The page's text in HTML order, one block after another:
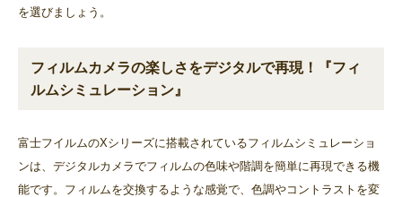
を選びましょう。
フィルムカメラの楽しさをデジタルで再現！『フィ
ルムシミュレーション』
富士フイルムのXシリーズに搭載されているフィルムシミュレーショ
ンは、デジタルカメラでフィルムの色味や階調を簡単に再現できる機
能です。フィルムを交換するような感覚で、色調やコントラストを変